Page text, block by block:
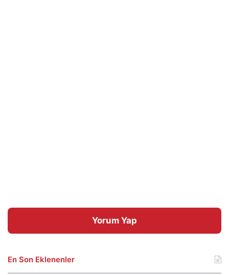
Yorum Yap
En Son Eklenenler